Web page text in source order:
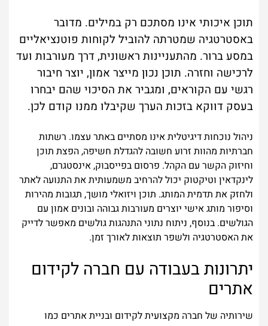
תוכן איכותי אינו מסתכם רק במילים. מדובר
באסטרטגיה שמטרתה להוביל לקוחות פוטנציאליים
במסע ברור. מהתעניינות ראשונית, דרך מעורבות ועד
לרכישה וחזרה. תוכן נכון מייצר אמון, יוצר חיבור
רגשי עם הקוראים, ומגביר את הסיכוי שהם יבחרו
בעסק דווקא בזכות הערך שקיבלו ממנו קודם לכן.
ניהול נוכחות דיגיטלית אינו מסתיים באתר עצמו. רשתות
חברתיות מהוות זרוע חשובה להגדלת חשיפה, הפצת תוכן
וחיזוק הקשר עם הקהל. פרסום בפייסבוק, אינסטגרם,
לינקדאין וטיקטוק יכול להרחיב משמעותית את התנועה לאתר
ולחזק את תדמית המותג. תוכן ויזואלי מושך, תגובות מהירות
וסיפור מותג אישי יוצרים מעורבות גבוהה ובונים אמון עם
הגולשים. בנוסף, ניתוח נתוני התנהגות גולשים מאפשר לדייק
את האסטרטגיה ולשפר תוצאות לאורך זמן.
יתרונות בעבודה עם חברה לקידום
אתרים
שירותיה של חברה מקצועית לקידום ובניית אתרים כמו